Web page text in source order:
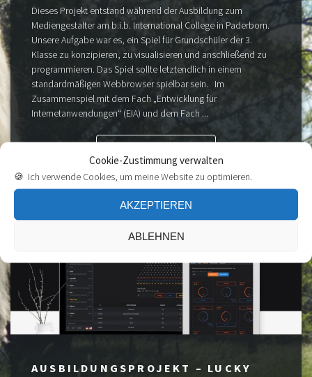
Cookie-Zustimmung verwalten
🍪 Ich verwende Cookies, um meine Website zu optimieren.
AKZEPTIEREN
ABLEHNEN
Dieses Projekt entstand während der Ausbildung zum
Mediengestalter am b.i.b. International College in Paderborn.
Unsere Aufgabe war es, ein Spiel für Grundschüler der 3.
Klasse zu konzipieren, zu visualisieren und anschließend zu
programmieren. Das Spiel sollte letztendlich in einem
standardmäßigen Webbrowser spielbar sein. Im
Zusammenspiel mit dem Fach „Entwicklung für
Internetanwendungen“ (EIA) und dem Fach ...
AUSBILDUNGSPROJEKT – LUCKY